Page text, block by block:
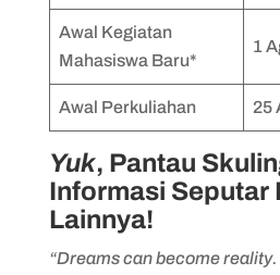
Awal Kegiatan
Mahasiswa Baru*
1
Awal Perkuliahan 25
Yuk, Pantau
Informasi Seputar
Lainnya!
“Dreams can become